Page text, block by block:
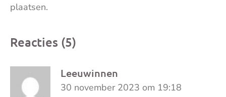
plaatsen.
Reacties (5)
Leeuwinnen
30 november 2023 om 19:18